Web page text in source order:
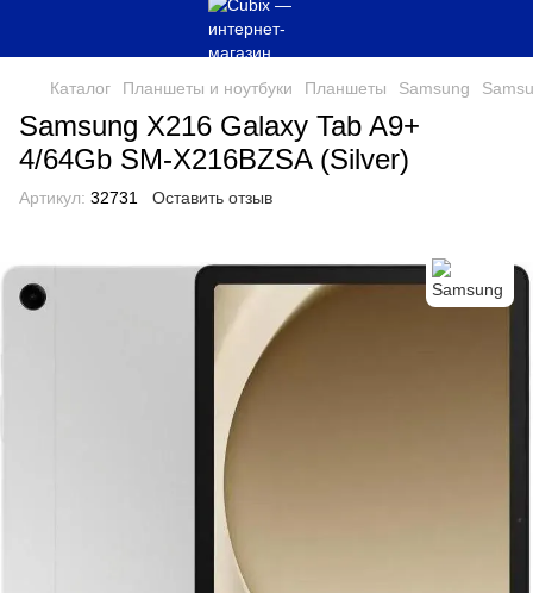
Каталог Планшеты и ноутбуки Планшеты Samsung
Samsung X216 Galaxy Tab A9+
4/64Gb SM-X216BZSA (Silver)
Артикул: 32731 Оставить отзыв